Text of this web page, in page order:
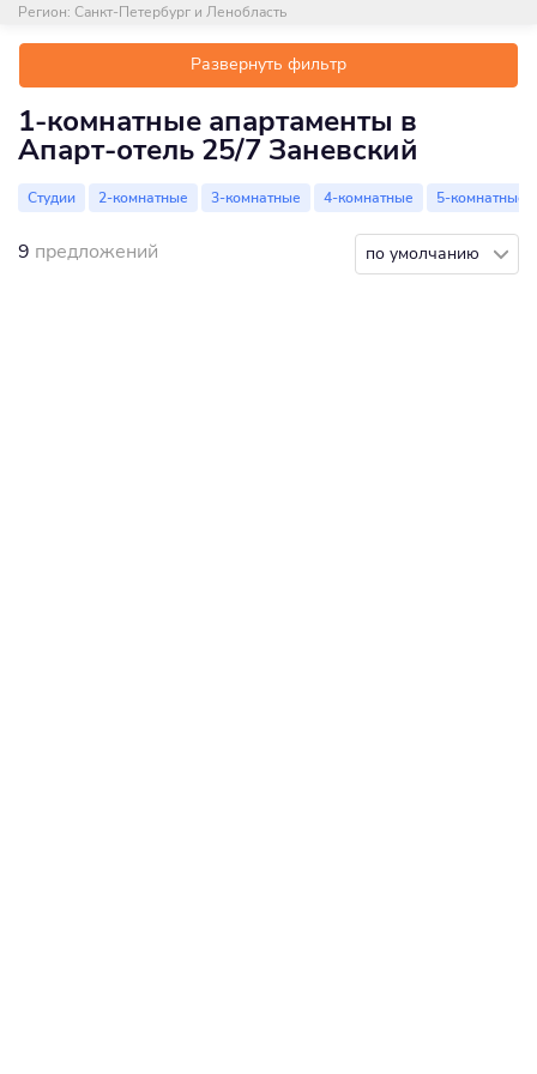
Регион: Санкт-Петербург и Ленобласть
Развернуть фильтр
1-комнатные апартаменты в
Апарт-отель 25/7 Заневский
Студии 2-комнатные 3-комнатные 4-комнатные 5-комнатные
9 предложений по умолчанию